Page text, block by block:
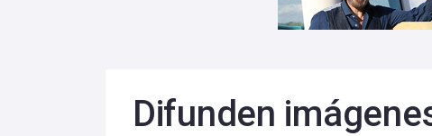
Difunden